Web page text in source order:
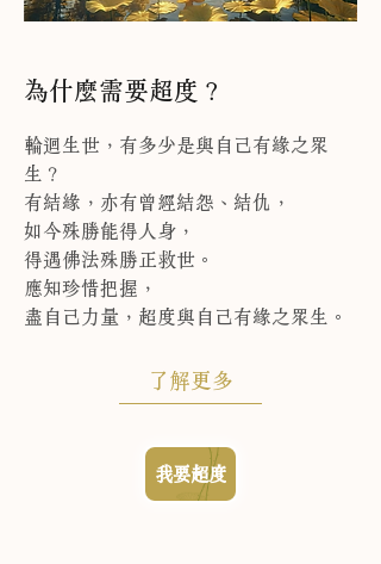
為什麼需要超度？
輪迴生世，有多少是與自己有緣之眾
生？
有結緣，亦有曾經結怨、結仇，
如今殊勝能得人身，
得遇佛法殊勝正救世。
應知珍惜把握，
盡自己力量，超度與自己有緣之眾生。
了解更多
我要超度